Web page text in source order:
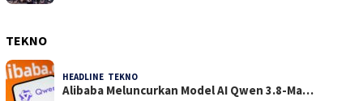
TEKNO
HEADLINE TEKNO
Alibaba Meluncurkan Model AI Qwen 3.8-Ma…